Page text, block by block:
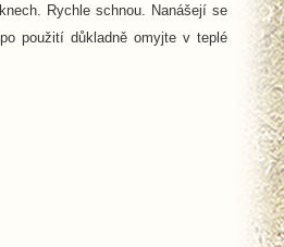
Rychle schnou. Nanášejí se
použití důkladně omyjte v teplé